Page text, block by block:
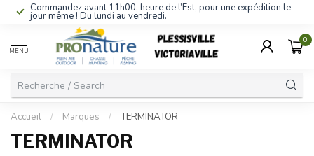
Commandez avant 11h00, heure de l’Est, pour une expédition le
jour même ! Du lundi au vendredi.
MENU
0
Accueil / Marques / TERMINATOR
TERMINATOR